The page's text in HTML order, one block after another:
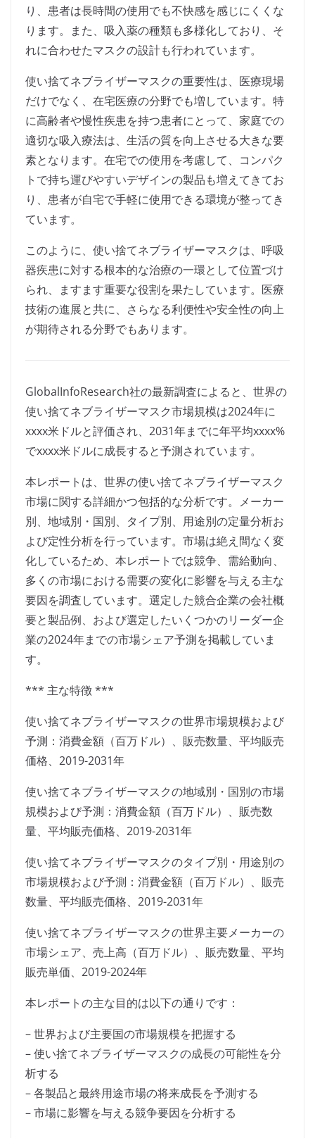
り、患者は長時間の使用でも不快感を感じにくくな
ります。また、吸入薬の種類も多様化しており、そ
れに合わせたマスクの設計も行われています。
使い捨てネブライザーマスクの重要性は、医療現場
だけでなく、在宅医療の分野でも増しています。特
に高齢者や慢性疾患を持つ患者にとって、家庭での
適切な吸入療法は、生活の質を向上させる大きな要
素となります。在宅での使用を考慮して、コンパク
トで持ち運びやすいデザインの製品も増えてきてお
り、患者が自宅で手軽に使用できる環境が整ってき
ています。
このように、使い捨てネブライザーマスクは、呼吸
器疾患に対する根本的な治療の一環として位置づけ
られ、ますます重要な役割を果たしています。医療
技術の進展と共に、さらなる利便性や安全性の向上
が期待される分野でもあります。
GlobalInfoResearch社の最新調査によると、世界の
使い捨てネブライザーマスク市場規模は2024年に
xxxx米ドルと評価され、2031年までに年平均xxxx%
でxxxx米ドルに成長すると予測されています。
本レポートは、世界の使い捨てネブライザーマスク
市場に関する詳細かつ包括的な分析です。メーカー
別、地域別・国別、タイプ別、用途別の定量分析お
よび定性分析を行っています。市場は絶え間なく変
化しているため、本レポートでは競争、需給動向、
多くの市場における需要の変化に影響を与える主な
要因を調査しています。選定した競合企業の会社概
要と製品例、および選定したいくつかのリーダー企
業の2024年までの市場シェア予測を掲載していま
す。
*** 主な特徴 ***
使い捨てネブライザーマスクの世界市場規模および
予測：消費金額（百万ドル）、販売数量、平均販売
価格、2019-2031年
使い捨てネブライザーマスクの地域別・国別の市場
規模および予測：消費金額（百万ドル）、販売数
量、平均販売価格、2019-2031年
使い捨てネブライザーマスクのタイプ別・用途別の
市場規模および予測：消費金額（百万ドル）、販売
数量、平均販売価格、2019-2031年
使い捨てネブライザーマスクの世界主要メーカーの
市場シェア、売上高（百万ドル）、販売数量、平均
販売単価、2019-2024年
本レポートの主な目的は以下の通りです：
– 世界および主要国の市場規模を把握する
– 使い捨てネブライザーマスクの成長の可能性を分
析する
– 各製品と最終用途市場の将来成長を予測する
– 市場に影響を与える競争要因を分析する